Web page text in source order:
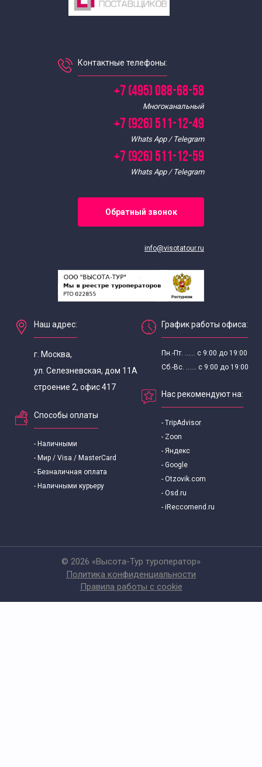
Контактные телефоны:
+7 (495) 088-68-58
Многоканальный
+7 (926) 511-12-49
Whats App / Telegram
+7 (926) 511-12-59
Whats App / Telegram
Обратный звонок
info@visotatour.ru
Наш адрес:
г. Москва,
ул. Селезневская, дом 11А
строение 2, офис 417
Способы оплаты
- Наличными
- Мир / Visa / MasterCard
- Безналичная оплата
- Наличными курьеру
График работы офиса:
Пн.-Пт. ...... с 9:00 до 19:00
Сб.-Вс. ...... с 9:00 до 19:00
Нас рекомендуют на:
- TripAdvisor
- Zoon
- Яндекс
- Google
- Otzovik.com
- Osd.ru
- iReccomend.ru
© 2026 «Высота-Тур туроператор»
Политика конфиденциальности
Правила работы с cookie